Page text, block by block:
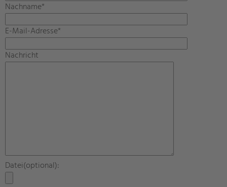
Nachname*
E-Mail-Adresse*
Nachricht
Datei(optional):